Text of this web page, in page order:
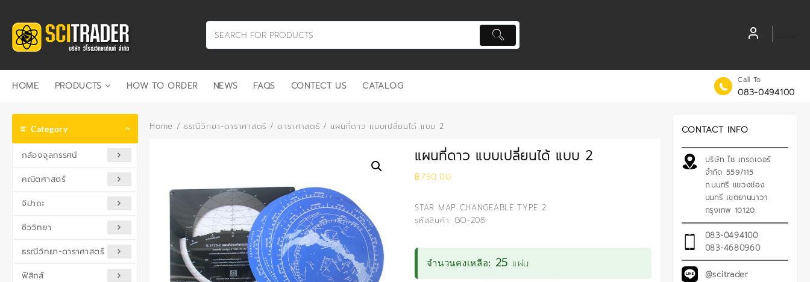
content
HOME PRODUCTS HOW TO ORDER NEWS FAQS CONTECT US CATALOG Call To
083-0494100
Category
กล้องจุลทรรศน์
คณิตศาสตร์
จิปาถะ
ชีววิทยา
ธรณีวิทยา-ดาราศาสตร์
ฟิสิกส์
Home /ธรณีวิทยา-ดาราศาสตร์ /ดาราศาสตร์ / แผนที่ดาว แบบเปลี่ยนได้ แบบ 2
แผนที่ดาว แบบเปลี่ยนได้ แบบ 2
฿750.00
STAR MAP CHANGEABLE TYPE 2
รหัสสินค้า: GO-208
จำนวนคงเหลือ: 25 แผ่น
CONTACT INFO
บริษัท ไซ เทรดเดอร์
จำกัด 559/115
ถ.นนทรี แขวงช่อง
นนทรี เขตยานนาวา
กรุงเทพ 10120
083-0494100
083-4680960
@scitrader